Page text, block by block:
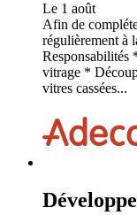
Le 1 août
Afin de
régulièrement à
Responsabilités
vitrage *
vitres cassées...